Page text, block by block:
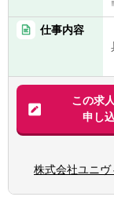
仕事内容
この求
申し
株式会社ユニ